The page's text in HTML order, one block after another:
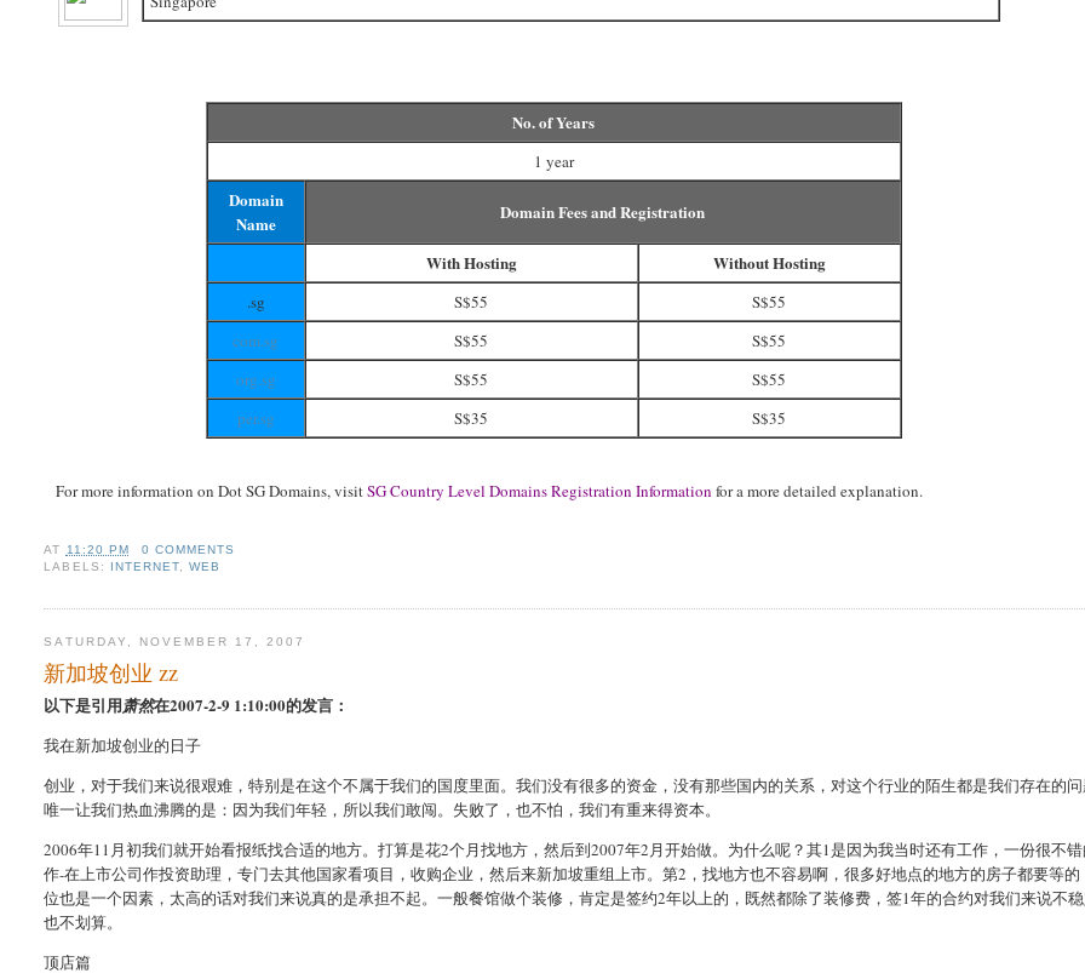
No. of Years
1 year
Domain
Name
Domain Fees and Registration
With Hosting Without Hosting
.sg S$55
S$55
com.sg
S$55
S$55
org.sg
S$55
S$55
per.sg
S$35 S$35
For more information on Dot SG Domains, visitSG Country Level Domains Registration Information for a more detailed explanation.
AT 11:20 PM
0 COMMENTS
LABELS:
INTERNET, WEB
SATURDAY, NOVEMBER 17, 2007
新加坡创业 zz
以下是引用萧然在2007-2-9 1:10:00的发言：
我在新加坡创业的日子
创业，对于我们来说很艰难，特别是在这个不属于我们的国度里面。我们没有很多的资金，没有那些国内的关系，对这个行业的陌生都是我们存在的问
唯一让我们热血沸腾的是：因为我们年轻，所以我们敢闯。失败了，也不怕，我们有重来得资本。
2006年11月初我们就开始看报纸找合适的地方。打算是花2个月找地方，然后到2007年2月开始做。为什么呢？其1是因为我当时还有工作，一份很不
作-在上市公司作投资助理，专门去其他国家看项目，收购企业，然后来新加坡重组上市。第2，找地方也不容易啊，很多好地点的地方的房子都要等的
位也是一个因素，太高的话对我们来说真的是承担不起。一般餐馆做个装修，肯定是签约2年以上的，既然都除了装修费，签1年的合约对我们来说不稳
也不划算。
顶店篇